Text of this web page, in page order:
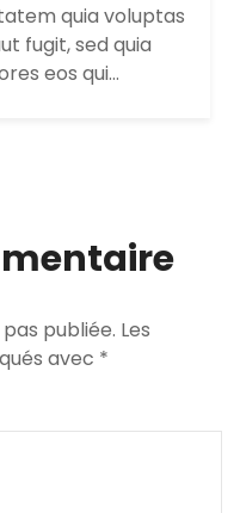
quia voluptas
fugit, sed quia
eos qui…
publiée. Les
avec *